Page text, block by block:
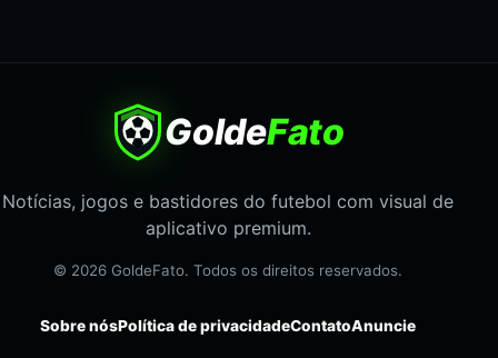
GoldeFato
Notícias, jogos e bastidores do futebol com visual de
aplicativo premium.
© 2026 GoldeFato. Todos os direitos reservados.
Sobre nósPolítica de privacidadeContatoAnuncie